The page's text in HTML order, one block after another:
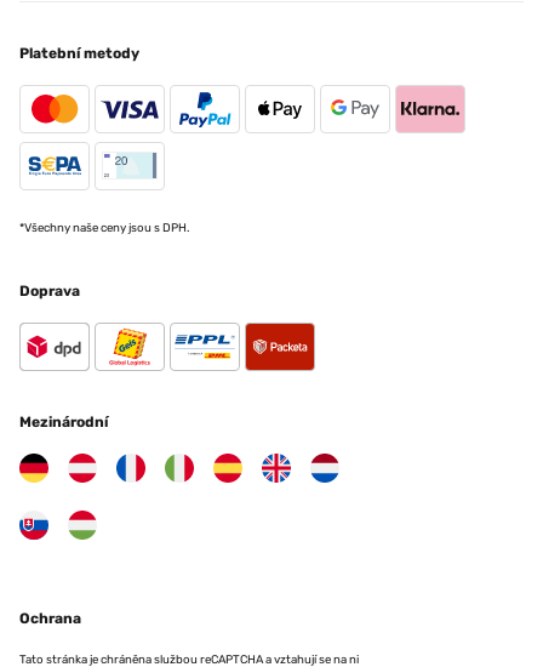
Platební metody
*Všechny naše ceny jsou s DPH.
Doprava
Mezinárodní
Ochrana
Tato stránka je chráněna službou reCAPTCHA a vztahují se na ni